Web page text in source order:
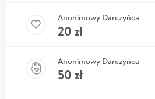
Anonimowy Darczyńca
20 zł
Anonimowy Darczyńca
50 zł